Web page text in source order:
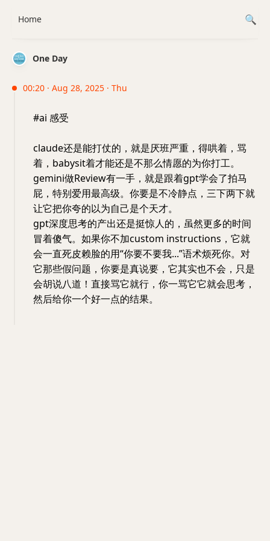
One Day
00:20 · Aug 28, 2025 · Thu
#ai 感受
claude还是能打仗的，就是厌班严重，得哄着，骂
着，babysit着才能还是不那么情愿的为你打工。
gemini做Review有一手，就是跟着gpt学会了拍马
屁，特别爱用最高级。你要是不冷静点，三下两下就
让它把你夸的以为自己是个天才。
gpt深度思考的产出还是挺惊人的，虽然更多的时间
冒着傻气。如果你不加custom instructions，它就
会一直死皮赖脸的用“你要不要我...”语术烦死你。对
它那些假问题，你要是真说要，它其实也不会，只是
会胡说八道！直接骂它就行，你一骂它它就会思考，
然后给你一个好一点的结果。
Home